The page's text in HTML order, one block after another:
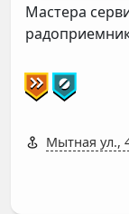
Мастера
Мытная ул.,